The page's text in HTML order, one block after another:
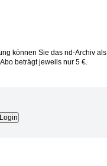
können Sie das nd-Archiv als
beträgt jeweils nur 5 €.